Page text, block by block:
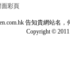
面彩頁
告知貴網站
Copyright © 2011